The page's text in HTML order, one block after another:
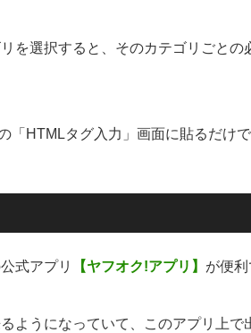
を選択すると、そのカテゴリごとの
HTMLタグ入力」画面に貼るだけで
式アプリ 【ヤフオク!アプリ】 が便利
ようになっていて、このアプリ上で